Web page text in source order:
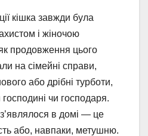
кішка завжди була
і жіночою
продовження цього
на сімейні справи,
або дрібні турботи,
чи господаря.
в домі — це
або, навпаки, метушню.